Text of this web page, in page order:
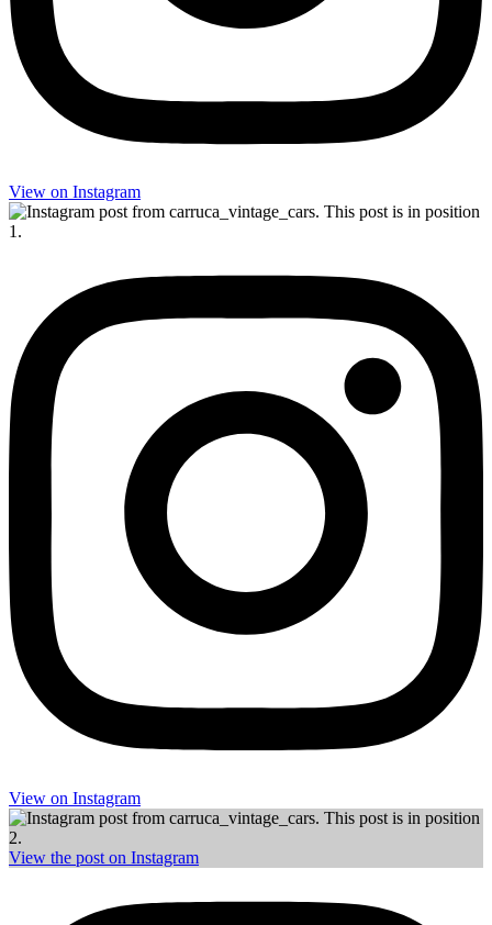
View on Insta­gram
View on Insta­gram
View the post on Insta­gram